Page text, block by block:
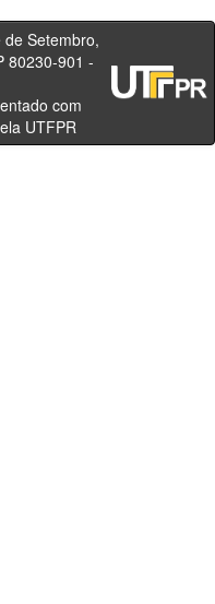
80230-901 -
- Brasil
com
UTFPR